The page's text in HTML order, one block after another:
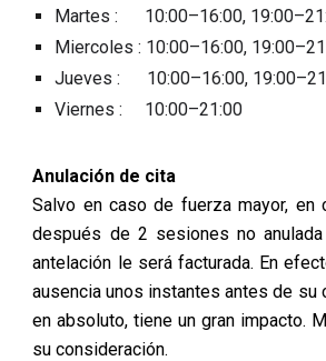
Martes : 10:00–16:00,
Miercoles : 10:00–16:00,
Jueves : 10:00–16:00,
Viernes : 10:00–21:00
Anulación de cita
Salvo en caso de fuerza mayor, en
después de 2 sesiones no
antelación le será facturada. En
ausencia unos instantes antes de su
en absoluto, tiene un gran impacto.
su consideración.